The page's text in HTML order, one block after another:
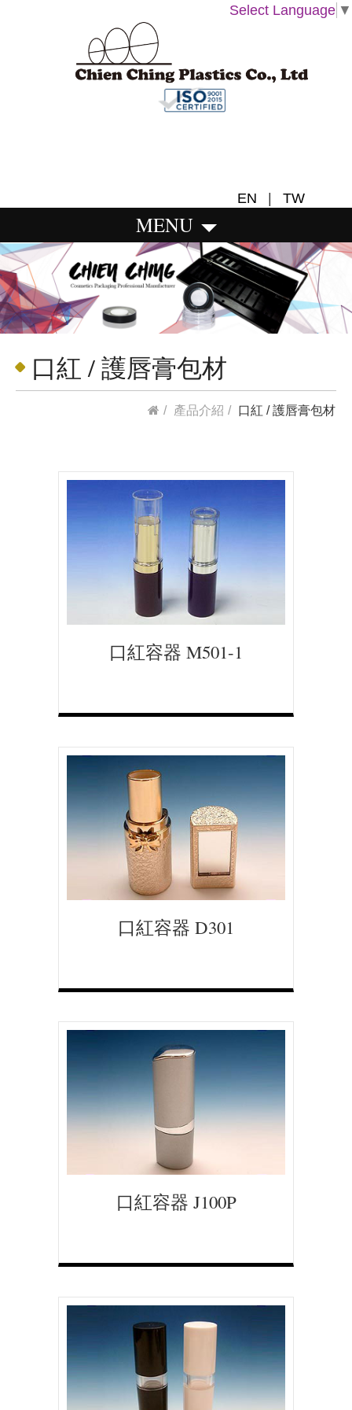
Select Language ▼
EN | TW
MENU
口紅 / 護唇膏包材
產品介紹 口紅 / 護唇膏包材
口紅容器 M501-1
口紅容器 D301
口紅容器 J100P